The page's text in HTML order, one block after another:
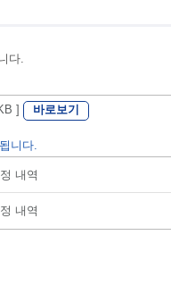
다.
] 바로보기
니다.
내역
내역